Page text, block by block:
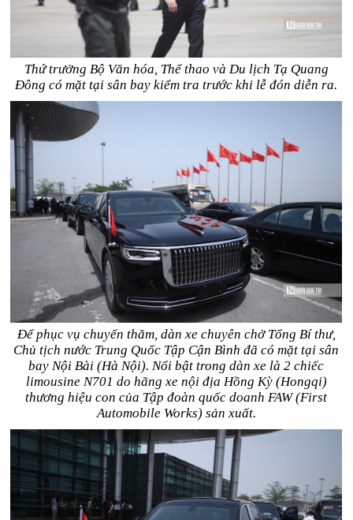
Thứ trưởng Bộ Văn hóa, Thể thao và Du lịch Tạ Quang
Đông có mặt tại sân bay kiểm tra trước khi lễ đón diễn ra.
Để phục vụ chuyến thăm, dàn xe chuyên chở Tổng Bí thư,
Chủ tịch nước Trung Quốc Tập Cận Bình đã có mặt tại sân
bay Nội Bài (Hà Nội). Nổi bật trong dàn xe là 2 chiếc
limousine N701 do hãng xe nội địa Hồng Kỳ (Hongqi)
thương hiệu con của Tập đoàn quốc doanh FAW (First
Automobile Works) sản xuất.